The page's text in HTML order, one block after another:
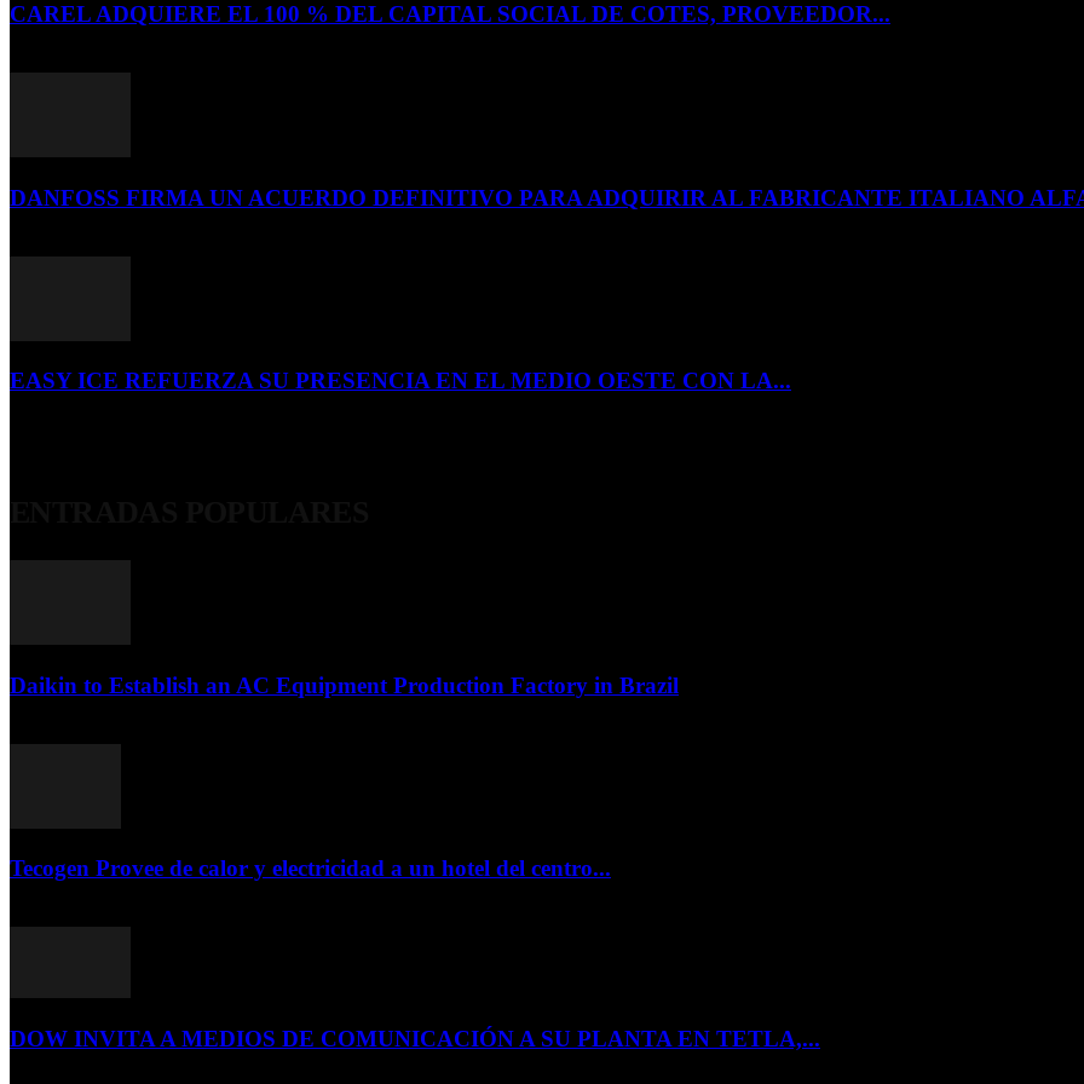
CAREL ADQUIERE EL 100 % DEL CAPITAL SOCIAL DE COTES, PROVEEDOR...
DANFOSS FIRMA UN ACUERDO DEFINITIVO PARA ADQUIRIR AL FABRICANTE ITALIANO
EASY ICE REFUERZA SU PRESENCIA EN EL MEDIO OESTE CON LA...
Daikin to Establish an AC Equipment Production Factory in Brazil
Tecogen Provee de calor y electricidad a un hotel del centro...
DOW INVITA A MEDIOS DE COMUNICACIÓN A SU PLANTA EN TETLA,...